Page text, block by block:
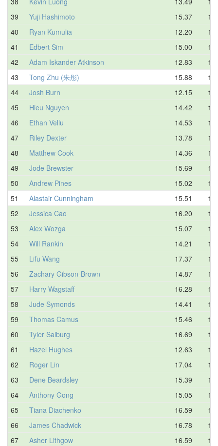
39
Yuji Hashimoto 15.37
40
Ryan Kumulia 12.20
41
Edbert Sim 15.00
42
Adam Iskander Atkinson 12.83
43
Tong Zhu (朱彤) 15.88
44
Josh Burn 12.15
45
Hieu Nguyen 14.42
46
Ethan Vellu 14.53
47
Riley Dexter 13.78
48
Matthew Cook 14.36
49
Jode Brewster 15.69
50
Andrew Pines 15.02
51
Alastair Cunningham 15.51
52
Jessica Cao 16.20
53
Alex Wozga 15.07
54
Will Rankin 14.21
55
Lifu Wang 17.37
56
Zachary Gibson-Brown 14.87
57
Harry Wagstaff 16.28
58
Jude Symonds 14.41
59
Thomas Camus 15.46
60
Tyler Salburg 16.69
61
Hazel Hughes 12.63
62
Roger Lin 17.04
63
Dene Beardsley 15.39
64
Anthony Gong 15.05
65
Tiana Diachenko 16.59
66
James Chadwick 16.78
67
Asher Lithgow 16.59